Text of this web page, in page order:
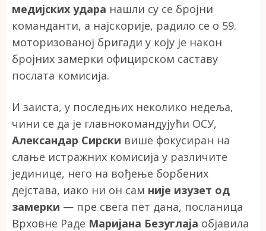
медијских удара нашли су се бројни
команданти, а најскорије, радило се о 59.
моторизованој бригади у коју је након
бројних замерки официрском саставу
послата комисија.
И заиста, у последњих неколико недеља,
чини се да је главнокомандујући ОСУ,
Александар Сирски више фокусиран на
слање истражних комисија у различите
јединице, него на вођење борбених
дејстава, иако ни он сам није изузет од
замерки — пре свега пет дана, посланица
Врховне Раде Маријана Безуглаја објавила